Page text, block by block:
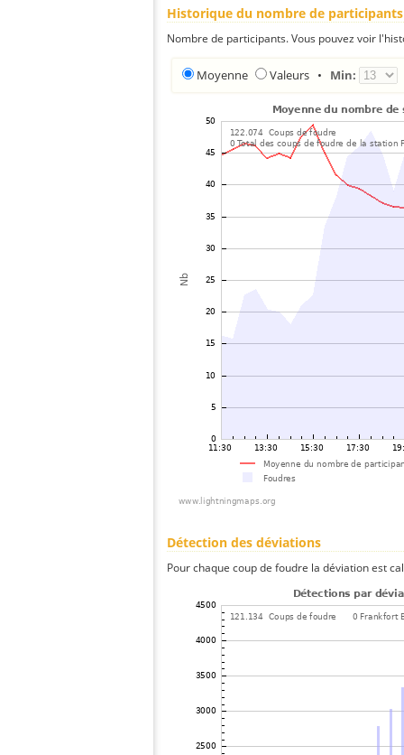
Historique du nombre de participants
Nombre de participants. Vous pouvez voir
Moyenne Valeurs • Min:
Détection des déviations
Pour chaque coup de foudre la déviation est